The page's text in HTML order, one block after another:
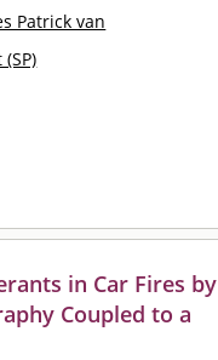
Patrick van
in Car Fires by
Coupled to a